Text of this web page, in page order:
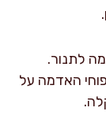
שמתאימה לתנור.
האדמה על